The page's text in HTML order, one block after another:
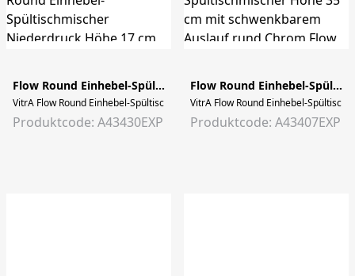
Flow Round Einhebel-Spültischmischer Niederdruck 4,2 x 26,4 x 17,4 cm Chrom
VitrA Flow Round Einhebel-Spültischmischer Niederdruck Höhe 17 cm mit
Produktcode: A43430EXP
Flow Round Einhebel-Spültischmischer 11,8 x 24 x 35,2 cm Chrom
VitrA Flow Round Einhebel-
Produktcode: A43407EXP